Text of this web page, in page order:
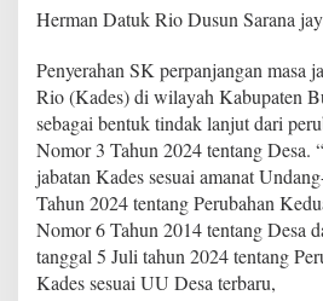
M
s
a
J
a
b
a
t
a
D
u
Herman Datuk Rio Dusun Sarana
Penyerahan SK perpanjangan masa
Rio (Kades) di wilayah Kabupaten
sebagai bentuk tindak lanjut dari
Nomor 3 Tahun 2024 tentang Desa.
jabatan Kades sesuai amanat
Tahun 2024 tentang Perubahan
Nomor 6 Tahun 2014 tentang Desa
tanggal 5 Juli tahun 2024 tentang
Kades sesuai UU Desa terbaru,